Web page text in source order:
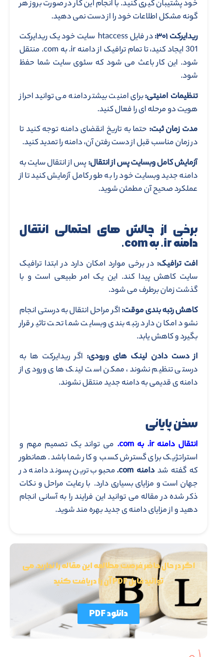
خود پشتیبان گیری کنید. با انجام این کار در صورت بروز هر
گونه مشکل اطلاعات خود را از دست نمی دهید.
ریدایرکت ۳۰۱:
در فایل htaccess سایت خود یک ریدایرکت
301 ایجاد کنید، تا تمام ترافیک از دامنه ir. به com. منتقل
شود. این کار باعث می شود که سئوی سایت شما حفظ
شود.
تنظیمات امنیتی:برای امنیت بیشتر دامنه می توانید احراز
هویت دو مرحله ای را فعال کنید.
مدت زمان ثبت: حتما به تاریخ انقضای دامنه توجه کنید تا
در زمان مناسب قبل از دست رفتن آن، دامنه را تمدید کنید.
آزمایش کامل وبسایت پس از انتقال:پس از انتقال سایت به
دامنه جدید وبسایت خود را به طور کامل آزمایش کنید تا از
عملکرد صحیح آن مطمئن شوید.
برخی از چالش های احتمالی انتقال
دامنه ir. به com.
افت ترافیک: در برخی موارد امکان دارد در ابتدا ترافیک
سایت کاهش پیدا کند. این یک امر طبیعی است و با
گذشت زمان برطرف می شود.
کاهش رتبه بندی موقت:اگر مراحل انتقال به درستی انجام
نشود امکان دارد رتبه بندی وبسایت شما تحت تاثیر قرار
بگیرد و کاهش یابد.
از دست دادن لینک های ورودی: اگر ریدایرکت ها به
درستی تنظیم نشوند، ممکن است لینک های ورودی از
دامنه ی قدیمی به دامنه جدید منتقل نشوند.
سخن پایانی
انتقال دامنه ir. به com.
می تواند یک تصمیم مهم و
استراتژیک برای گسترش کسب و کار شما باشد. همانطور
که گفته شد دامنه com.
محبوب ترین پسوند دامنه در
جهان است و مزایای بسیاری دارد. با رعایت مراحل و نکات
ذکر شده در مقاله می توانید این فرایند را به آسانی انجام
دهید و از مزایای دامنه ی جدید بهره مند شوید.
اگر در حال حاضر فرصت مطالعه این مقاله را ندارید، می
توانید فایل PDF آن را دریافت کنید
دانلود PDF